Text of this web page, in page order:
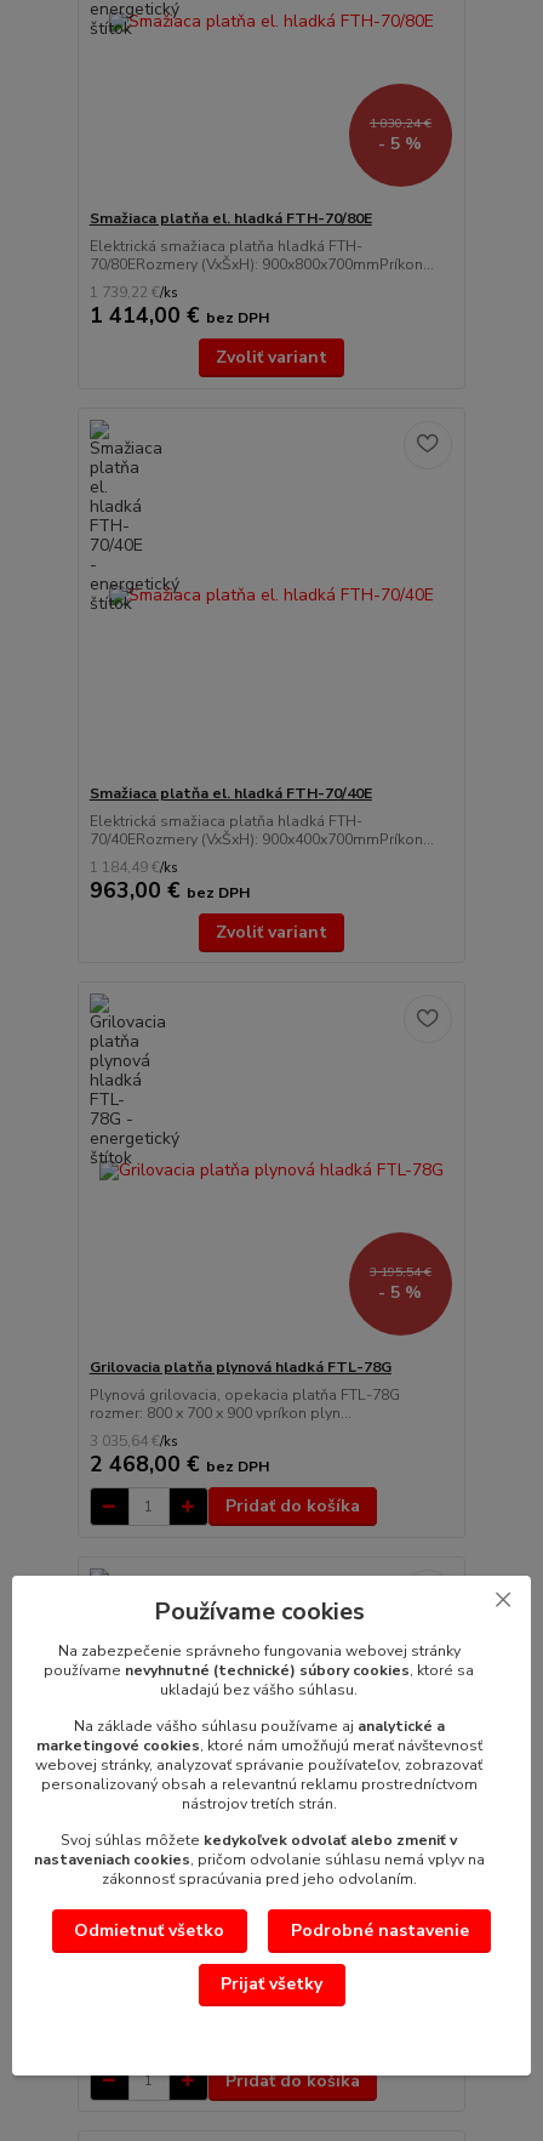
1 830,24 €
- 5 %
Smažiaca platňa el. hladká FTH-70/80E
Elektrická smažiaca platňa hladká FTH-
70/80ERozmery (VxŠxH): 900x800x700mmPríkon...
1 739,22 €/ks
1 414,00 € bez DPH
Zvoliť variant
Smažiaca platňa el. hladká FTH-70/40E
Elektrická smažiaca platňa hladká FTH-
70/40ERozmery (VxŠxH): 900x400x700mmPríkon...
1 184,49 €/ks
963,00 € bez DPH
Zvoliť variant
3 195,54 €
- 5 %
Grilovacia platňa plynová hladká FTL-78G
Plynová grilovacia, opekacia platňa FTL-78G
rozmer: 800 x 700 x 900 vpríkon plyn...
3 035,64 €/ks
2 468,00 € bez DPH
Pridať do košíka
2 325,93 €
- 5 %
Grilovacia platňa hladká FTL-76G
Plynová grilovacia platňa, opekacia platňa hladká
FTL-76G rozmer: 600 x 700 x 90...
Pridať do košíka
Používame cookies
Na zabezpečenie správneho fungovania webovej stránky
používame nevyhnutné (technické) súbory cookies, ktoré sa
ukladajú bez vášho súhlasu.
Na základe vášho súhlasu používame aj analytické a
marketingové cookies, ktoré nám umožňujú merať návštevnosť
webovej stránky, analyzovať správanie používateľov, zobrazovať
personalizovaný obsah a relevantnú reklamu prostredníctvom
nástrojov tretích strán.
Svoj súhlas môžete kedykoľvek odvolať alebo zmeniť v
nastaveniach cookies, pričom odvolanie súhlasu nemá vplyv na
zákonnosť spracúvania pred jeho odvolaním.
Odmietnuť všetko Podrobné nastavenie
Prijať všetky